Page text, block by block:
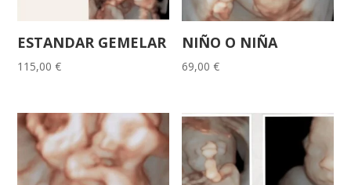
ESTANDAR GEMELAR
115,00€
NIÑO O NIÑA
69,00€